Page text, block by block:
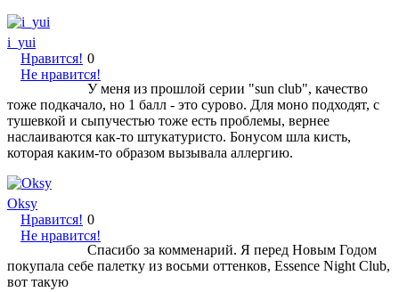
i_yui
Нравится!
Не нравится!
0
У меня из прошлой серии "sun club", качество
тоже подкачало, но 1 балл - это сурово. Для моно подходят, с
тушевкой и сыпучестью тоже есть проблемы, вернее
наслаиваются как-то штукатуристо. Бонусом шла кисть,
которая каким-то образом вызывала аллергию.
Oksy
Нравится!
Не нравится!
0
Спасибо за комменарий. Я перед Новым Годом
покупала себе палетку из восьми оттенков, Essence Night Club,
вот такую